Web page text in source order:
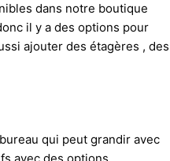
dans notre boutique
il y a des options pour
ajouter des étagères , des
qui peut grandir avec